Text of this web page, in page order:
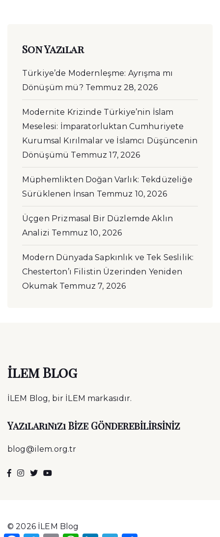
Son Yazılar
Türkiye’de Modernleşme: Ayrışma mı
Dönüşüm mü? Temmuz 28, 2026
Modernite Krizinde Türkiye’nin İslam
Meselesi: İmparatorluktan Cumhuriyete
Kurumsal Kırılmalar ve İslamcı Düşüncenin
Dönüşümü Temmuz 17, 2026
Müphemlikten Doğan Varlık: Tekdüzeliğe
Sürüklenen İnsan Temmuz 10, 2026
Üçgen Prizmasal Bir Düzlemde Aklın
Analizi Temmuz 10, 2026
Modern Dünyada Sapkınlık ve Tek Seslilik:
Chesterton’ı Filistin Üzerinden Yeniden
Okumak Temmuz 7, 2026
ilem Blog
İLEM Blog, bir İLEM markasıdır.
Yazılarınızı Bize Gönderebilirsiniz
blog@ilem.org.tr
© 2026 İLEM Blog